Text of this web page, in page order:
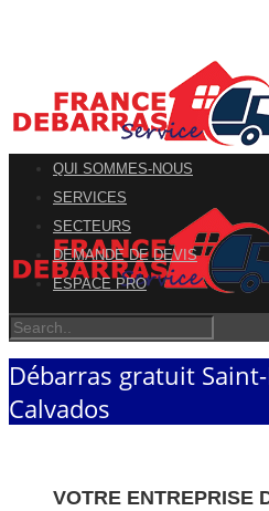
QUI SOMMES-NOUS
SERVICES
SECTEURS
DEMANDE DE DEVIS
ESPACE PRO
Débarras gratuit
Calvados
VOTRE ENTREPRISE